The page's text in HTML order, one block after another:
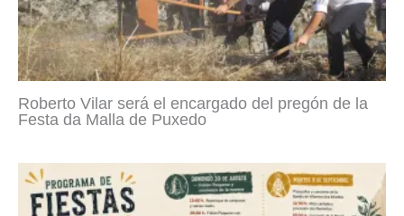
Roberto Vilar será el encargado del pregón de la
Festa da Malla de Puxedo